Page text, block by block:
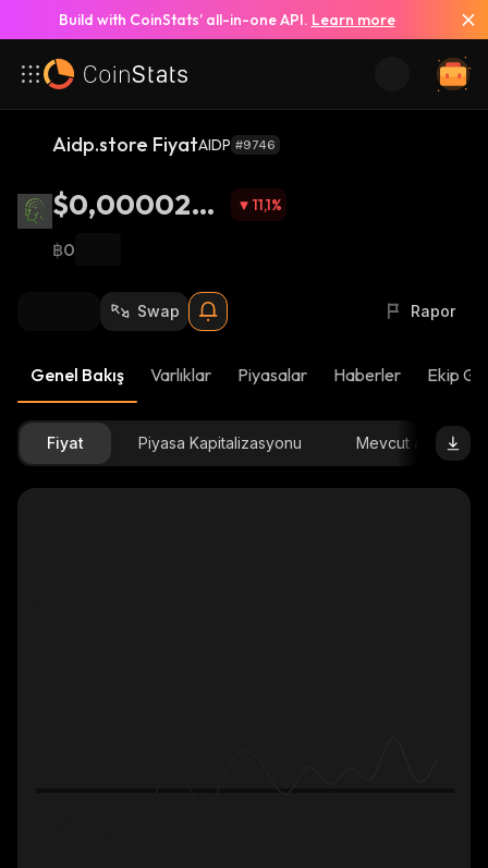
Build with CoinStats’ all-in-one API. Learn more
Aidp.store FiyatAIDP #9746
$0,0000243
1
11,1%
฿0
Swap Rapor
Genel Bakış Varlıklar Piyasalar Haberler Ekip
Fiyat Piyasa Kapitalizasyonu Mevcut arz